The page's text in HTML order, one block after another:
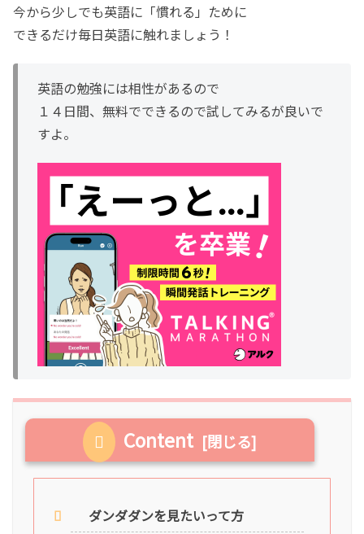
今から少しでも英語に「慣れる」ために
できるだけ毎日英語に触れましょう！
英語の勉強には相性があるので
１４日間、無料でできるので試してみるが良いで
すよ。
Content
ダンダダンを見たいって方